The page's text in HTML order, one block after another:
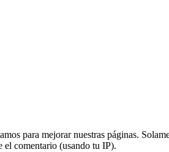
para mejorar nuestras páginas.
el comentario (usando tu IP).